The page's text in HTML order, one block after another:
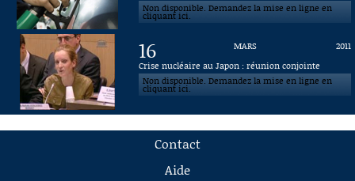
Non disponible. Demandez la mise en ligne en
cliquant ici.
16 MARS
2011
Crise nucléaire au Japon : réunion conjointe
Non disponible. Demandez la mise en ligne en
cliquant ici.
Contact
Aide